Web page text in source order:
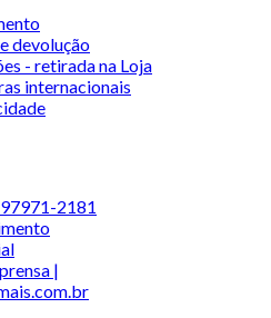
devolução
- retirada na Loja
internacionais
2181
|